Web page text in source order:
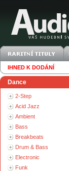
IHNED K DODÁNÍ
Dance
2-Step
Acid Jazz
Ambient
Bass
Breakbeats
Drum & Bass
Electronic
Funk